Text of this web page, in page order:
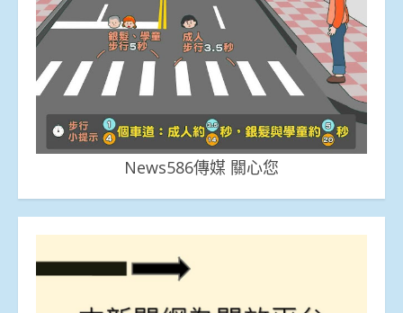
News586傳媒 關心您